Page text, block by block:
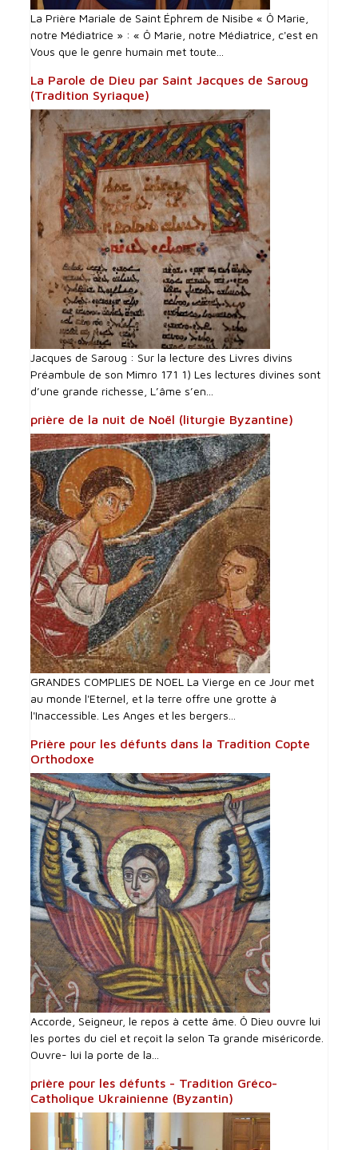
La Prière Mariale de Saint Éphrem de Nisibe « Ô Marie,
notre Médiatrice » : « Ô Marie, notre Médiatrice, c'est en
Vous que le genre humain met toute...
La Parole de Dieu par Saint Jacques de Saroug
(Tradition Syriaque)
Jacques de Saroug : Sur la lecture des Livres divins
Préambule de son Mimro 171 1) Les lectures divines sont
d’une grande richesse, L’âme s’en...
prière de la nuit de Noël (liturgie Byzantine)
GRANDES COMPLIES DE NOEL La Vierge en ce Jour met
au monde l'Eternel, et la terre offre une grotte à
l'Inaccessible. Les Anges et les bergers...
Prière pour les défunts dans la Tradition Copte
Orthodoxe
Accorde, Seigneur, le repos à cette âme. Ô Dieu ouvre lui
les portes du ciel et reçoit la selon Ta grande miséricorde.
Ouvre- lui la porte de la...
prière pour les défunts - Tradition Gréco-
Catholique Ukrainienne (Byzantin)